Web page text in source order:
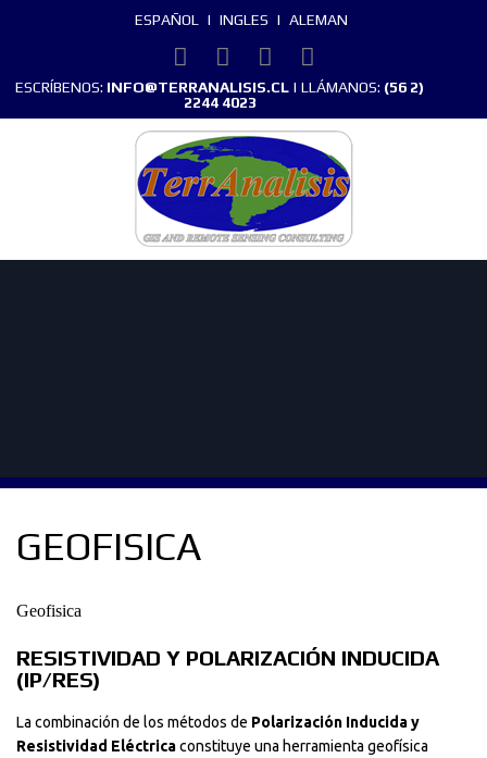
ESPAÑOL | INGLES | ALEMAN
ESCRÍBENOS: INFO@TERRANALISIS.CL | LLÁMANOS: (56 2)
2244 4023
GEOFISICA
Geofisica
RESISTIVIDAD Y POLARIZACIÓN INDUCIDA
(IP/RES)
La combinación de los métodos de Polarización Inducida y
Resistividad Eléctricaconstituye una herramienta geofísica